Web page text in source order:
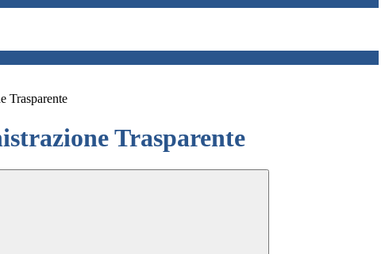
Trasparente
Trasparente